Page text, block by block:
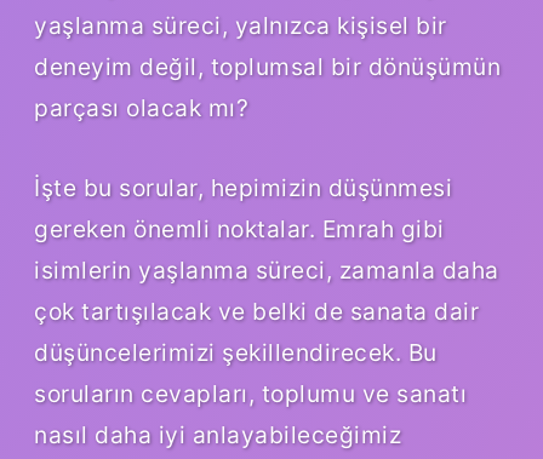
yaşlanma süreci, yalnızca kişisel bir
deneyim değil, toplumsal bir dönüşümün
parçası olacak mı?
İşte bu sorular, hepimizin düşünmesi
gereken önemli noktalar. Emrah gibi
isimlerin yaşlanma süreci, zamanla daha
çok tartışılacak ve belki de sanata dair
düşüncelerimizi şekillendirecek. Bu
soruların cevapları, toplumu ve sanatı
nasıl daha iyi anlayabileceğimiz